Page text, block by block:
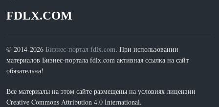
FDLX.COM
© 2014-2026 Бизнес-портал fdlx.com. При использовании
материалов Бизнес-портала fdlx.com активная ссылка на сайт
обязательна!
Все материалы на этом сайте размещены на условиях лицензии
Creative Commons Attribution 4.0 International.